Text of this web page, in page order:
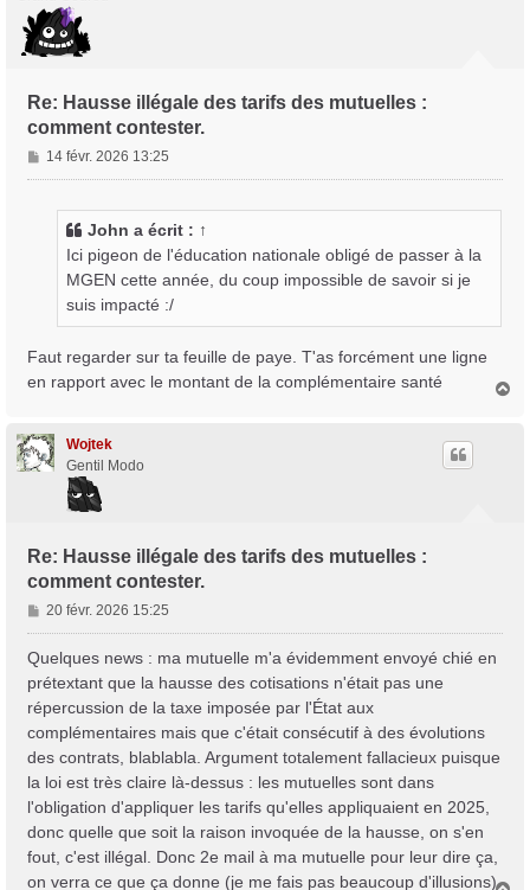
Re: Hausse illégale des tarifs des mutuelles :
comment contester.
M
e
14 févr. 2026 13:25
John a écrit : ↑
Ici pigeon de l'éducation nationale obligé de passer à la
MGEN cette année, du coup impossible de savoir si je
suis impacté :/
Faut regarder sur ta feuille de paye. T'as forcément une ligne
en rapport avec le montant de la complémentaire santé
Wojtek
Gentil Modo
Re: Hausse illégale des tarifs des mutuelles :
comment contester.
M
e
s
s
a
g
e
20 févr. 2026 15:25
Quelques news : ma mutuelle m'a évidemment envoyé chié en
prétextant que la hausse des cotisations n'était pas une
répercussion de la taxe imposée par l'État aux
complémentaires mais que c'était consécutif à des évolutions
des contrats, blablabla. Argument totalement fallacieux puisque
la loi est très claire là-dessus : les mutuelles sont dans
l'obligation d'appliquer les tarifs qu'elles appliquaient en 2025,
donc quelle que soit la raison invoquée de la hausse, on s'en
fout, c'est illégal. Donc 2e mail à ma mutuelle pour leur dire ça,
on verra ce que ça donne (je me fais pas beaucoup d'illusions).